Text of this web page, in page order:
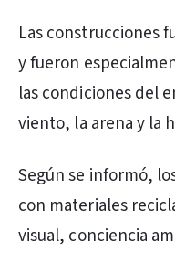
Las construcciones
y fueron
las condiciones del
viento, la arena y la
Según se informó,
con materiales
visual, conciencia